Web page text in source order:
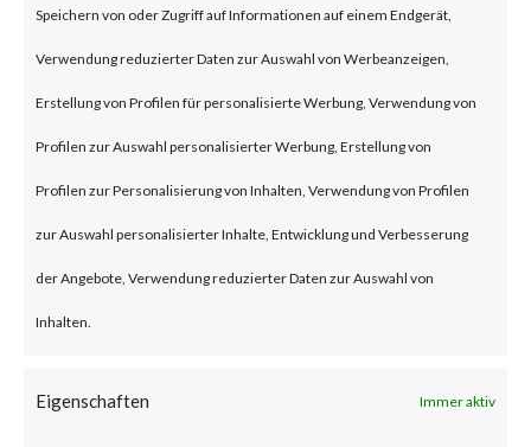
Speichern von oder Zugriff auf Informationen auf einem Endgerät,
Verwendung reduzierter Daten zur Auswahl von Werbeanzeigen,
Erstellung von Profilen für personalisierte Werbung, Verwendung von
Profilen zur Auswahl personalisierter Werbung, Erstellung von
Profilen zur Personalisierung von Inhalten, Verwendung von Profilen
zur Auswahl personalisierter Inhalte, Entwicklung und Verbesserung
der Angebote, Verwendung reduzierter Daten zur Auswahl von
Inhalten.
Eigenschaften Immer aktiv
(some refer to this as “viewing”)
the file launches a malicious
script in the folder.
Why is this Significant?
This is significant because
WinRAR is widely used and CVE-
exploited as a 0-day in April